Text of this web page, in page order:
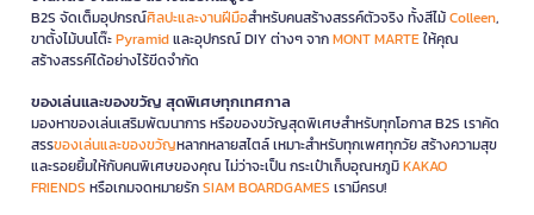
B2S จัดเต็มอุปกรณ์ศิลปะและงานฝีมือสำหรับคนสร้างสรรค์ตัวจริง ทั้งสีไม้Colleen,
ขาตั้งไม้บนโต๊ะPyramidและอุปกรณ์ DIY ต่างๆ จากMONT MARTEให้คุณ
สร้างสรรค์ได้อย่างไร้ขีดจำกัด
ของเล่นและของขวัญ สุดพิเศษทุกเทศกาล
มองหาของเล่นเสริมพัฒนาการ หรือของขวัญสุดพิเศษสำหรับทุกโอกาส B2S เราคัด
สรรของเล่นและของขวัญหลากหลายสไตล์ เหมาะสำหรับทุกเพศทุกวัย สร้างความสุข
และรอยยิ้มให้กับคนพิเศษของคุณ ไม่ว่าจะเป็น กระเป๋าเก็บอุณหภูมิKAKAO
FRIENDS หรือเกมจดหมายรักSIAM BOARDGAMES เรามีครบ!